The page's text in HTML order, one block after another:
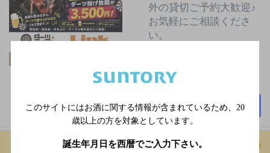
外の貸切ご予約大歓迎♪
お気軽にご相談くださ
い。
60席
詳細を見る
このサイトにはお酒に関する情報が含まれているため、 20
歳以上の方を対象としています。
誕生年月日を西暦でご入力下さい。